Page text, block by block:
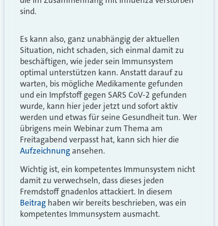
sind.
Es kann also, ganz unabhängig der aktuellen
Situation, nicht schaden, sich einmal damit zu
beschäftigen, wie jeder sein Immunsystem
optimal unterstützen kann. Anstatt darauf zu
warten, bis mögliche Medikamente gefunden
und ein Impfstoff gegen SARS CoV-2 gefunden
wurde, kann hier jeder jetzt und sofort aktiv
werden und etwas für seine Gesundheit tun. Wer
übrigens mein Webinar zum Thema am
Freitagabend verpasst hat, kann sich hier die
Aufzeichnungansehen.
Wichtig ist, ein kompetentes Immunsystem nicht
damit zu verwechseln, dass dieses jeden
Fremdstoff gnadenlos attackiert. In diesem
Beitrag haben wir bereits beschrieben, was ein
kompetentes Immunsystem ausmacht.